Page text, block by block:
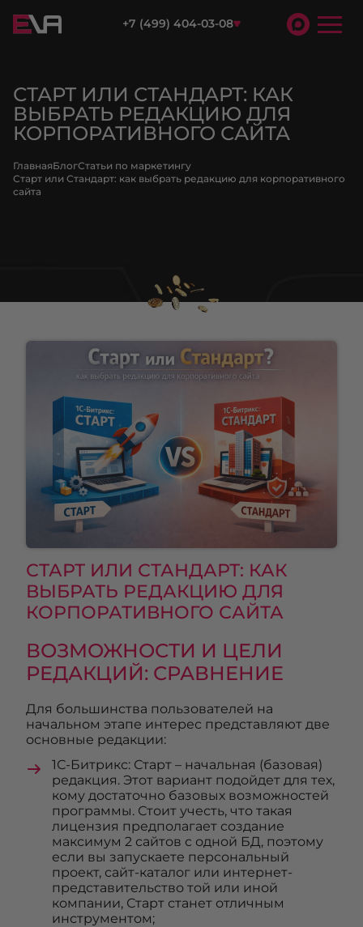
+7 (499) 404-03-08
СТАРТ ИЛИ СТАНДАРТ: КАК
ВЫБРАТЬ РЕДАКЦИЮ ДЛЯ
КОРПОРАТИВНОГО САЙТА
ГлавнаяБлогСтатьи по маркетингу
Старт или Стандарт: как выбрать редакцию для корпоративного
сайта
СТАРТ ИЛИ СТАНДАРТ: КАК
ВЫБРАТЬ РЕДАКЦИЮ ДЛЯ
КОРПОРАТИВНОГО САЙТА
ВОЗМОЖНОСТИ И ЦЕЛИ
РЕДАКЦИЙ: СРАВНЕНИЕ
Для большинства пользователей на
начальном этапе интерес представляют две
основные редакции:
1С-Битрикс: Старт – начальная (базовая)
редакция. Этот вариант подойдет для тех,
кому достаточно базовых возможностей
программы. Стоит учесть, что такая
лицензия предполагает создание
максимум 2 сайтов с одной БД, поэтому
если вы запускаете персональный
проект, сайт-каталог или интернет-
представительство той или иной
компании, Старт станет отличным
инструментом;